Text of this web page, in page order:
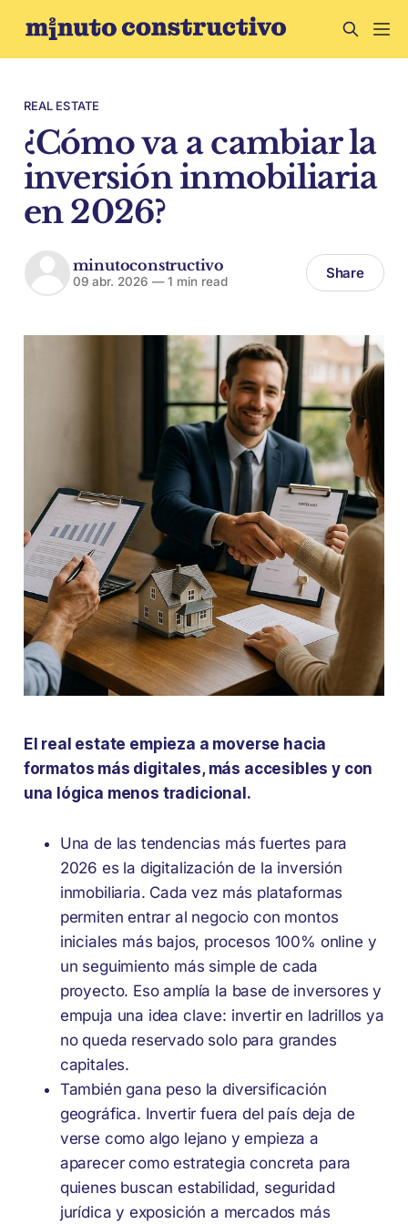
REAL ESTATE
¿Cómo va a cambiar la
inversión inmobiliaria
en 2026?
minutoconstructivo
09 abr. 2026 —1 min read Share
El real estate empieza a moverse hacia
formatos más digitales, más accesibles y con
una lógica menos tradicional.
Una de las tendencias más fuertes para
2026 es la digitalización de la inversión
inmobiliaria. Cada vez más plataformas
permiten entrar al negocio con montos
iniciales más bajos, procesos 100% online y
un seguimiento más simple de cada
proyecto. Eso amplía la base de inversores y
empuja una idea clave: invertir en ladrillos ya
no queda reservado solo para grandes
capitales.
También gana peso la diversificación
geográfica. Invertir fuera del país deja de
verse como algo lejano y empieza a
aparecer como estrategia concreta para
quienes buscan estabilidad, seguridad
jurídica y exposición a mercados más